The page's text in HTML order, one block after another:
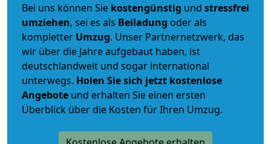
Bei uns können Sie kostengünstig und stressfrei
umziehen, sei es als Beiladung oder als
kompletter Umzug. Unser Partnernetzwerk, das
wir über die Jahre aufgebaut haben, ist
deutschlandweit und sogar international
unterwegs. Holen Sie sich jetzt kostenlose
Angebote und erhalten Sie einen ersten
Überblick über die Kosten für Ihren Umzug.